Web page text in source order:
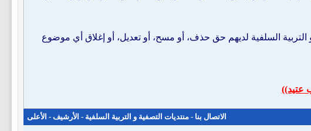
السلفية لديهم حق حذف، أو مسح، أو تعديل، أو إغلاق أي موضوع
عتيد))
الاتصال بنا - منتديات التصفية و التربية السلفية - الأرشيف - الأعلى